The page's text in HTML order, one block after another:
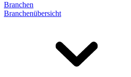
Branchen
Branchenübersicht